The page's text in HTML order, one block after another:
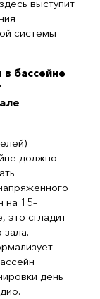
выступит
системы
бассейне
должно
на 15–
это сгладит
день